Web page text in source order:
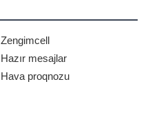
Zengimcell
Hazır mesajlar
Hava proqnozu